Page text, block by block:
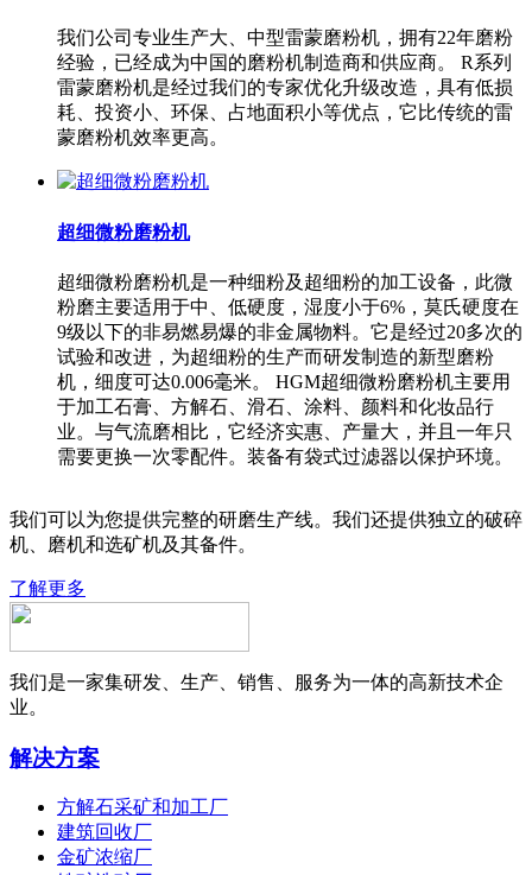
我们公司专业生产大、中型雷蒙磨粉机，拥有22年磨粉
经验，已经成为中国的磨粉机制造商和供应商。 R系列
雷蒙磨粉机是经过我们的专家优化升级改造，具有低损
耗、投资小、环保、占地面积小等优点，它比传统的雷
蒙磨粉机效率更高。
超细微粉磨粉机
超细微粉磨粉机是一种细粉及超细粉的加工设备，此微
粉磨主要适用于中、低硬度，湿度小于6%，莫氏硬度在
9级以下的非易燃易爆的非金属物料。它是经过20多次的
试验和改进，为超细粉的生产而研发制造的新型磨粉
机，细度可达0.006毫米。 HGM超细微粉磨粉机主要用
于加工石膏、方解石、滑石、涂料、颜料和化妆品行
业。与气流磨相比，它经济实惠、产量大，并且一年只
需要更换一次零配件。装备有袋式过滤器以保护环境。
我们可以为您提供完整的研磨生产线。我们还提供独立的破碎
机、磨机和选矿机及其备件。
了解更多
我们是一家集研发、生产、销售、服务为一体的高新技术企
业。
解决方案
方解石采矿和加工厂
建筑回收厂
金矿浓缩厂